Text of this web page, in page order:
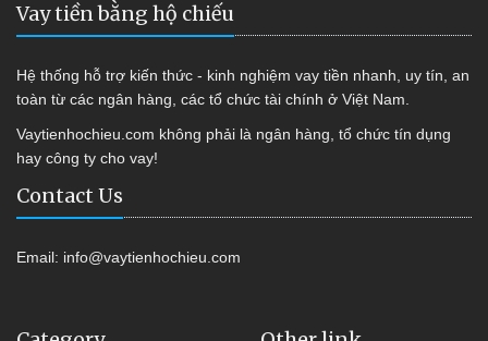
Vay tiền bằng hộ chiếu
Hệ thống hỗ trợ kiến thức - kinh nghiệm vay tiền nhanh, uy tín, an
toàn từ các ngân hàng, các tổ chức tài chính ở Việt Nam.
Vaytienhochieu.com không phải là ngân hàng, tổ chức tín dụng
hay công ty cho vay!
Contact Us
Email: info@vaytienhochieu.com